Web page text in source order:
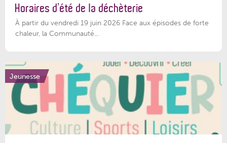
Horaires d’été de la déchèterie
À partir du vendredi 19 juin 2026 Face aux épisodes de forte
chaleur, la Communauté...
Jeunesse